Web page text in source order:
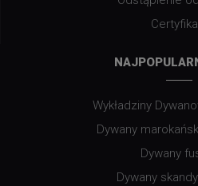
Wykładziny
Dywany
Dywany
Dywany